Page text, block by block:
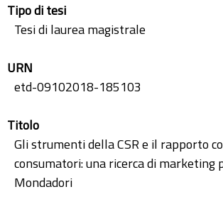
Tipo di tesi
Tesi di laurea magistrale
URN
etd-09102018-185103
Titolo
Gli strumenti della CSR e il rapporto
consumatori: una ricerca di marketing
Mondadori